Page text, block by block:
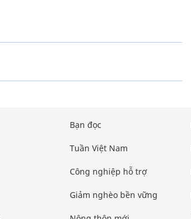
Bạn đọc
Tuần Việt Nam
Công nghiệp hỗ trợ
Giảm nghèo bền vững